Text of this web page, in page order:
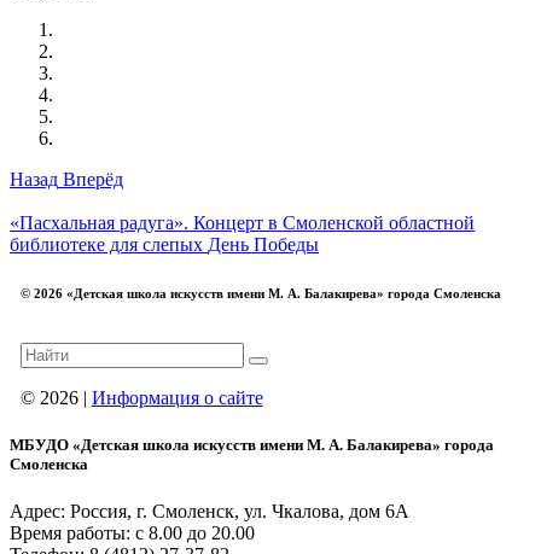
Назад Вперёд
«Пасхальная радуга». Концерт в Смоленской областной
библиотеке для слепых День Победы
© 2026 «Детская школа искусств имени М. А. Балакирева» города Смоленска
© 2026 | Информация о сайте
МБУДО «Детская школа искусств имени М. А. Балакирева» города
Смоленска
Адрес: Россия, г. Смоленск, ул. Чкалова, дом 6А
Время работы: с 8.00 до 20.00